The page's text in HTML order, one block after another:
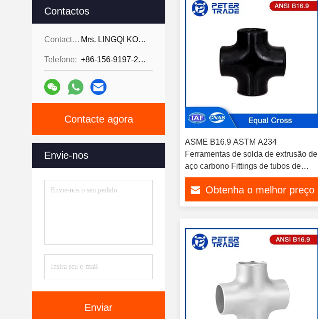
Contactos
Contactos: Mrs. LINGQI KONG
Telefone: +86-156-9197-2150
Contacte agora
Envie-nos
Enviar
ASME B16.9 ASTM A234
Ferramentas de solda de extrusão de
aço carbono Fittings de tubos de
encaixe de cruz igual 1/2 NPS A 48
NPS
Obtenha o melhor preço